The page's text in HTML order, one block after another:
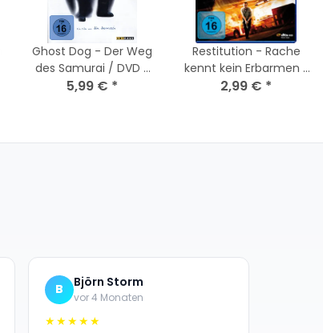
Ghost Dog - Der Weg
des Samurai / DVD -
Top Zustand
5,99 € *
Restitution - Rache
kennt kein Erbarmen /
Blu-Ray * Guter
2,99 € *
B Björn Storm
vor 4 Monaten
★★★★★